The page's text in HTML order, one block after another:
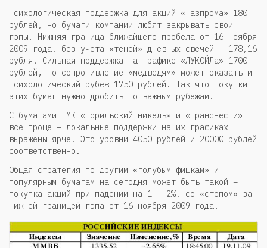
Психологическая поддержка для акций «Газпрома» 180
рублей, но бумаги компании любят закрывать свои
гэпы. Нижняя граница ближайшего пробела от 16 ноября
2009 года, без учета «теней» дневных свечей – 178,16
рубля. Сильная поддержка на графике «ЛУКОЙЛа» 1700
рублей, но сопротивление «медведям» может оказать и
психологический рубеж 1750 рублей. Так что покупки
этих бумаг нужно дробить по важным рубежам.
С бумагами ГМК «Норильский никель» и «Транснефти»
все проще – локальные поддержки на их графиках
выражены ярче. Это уровни 4050 рублей и 20000 рублей
соответственно.
Общая стратегия по другим «голубым фишкам» и
популярным бумагам на сегодня может быть такой –
покупка акций при падении на 1 – 2%, со «стопом» за
нижней границей гэпа от 16 ноября 2009 года.